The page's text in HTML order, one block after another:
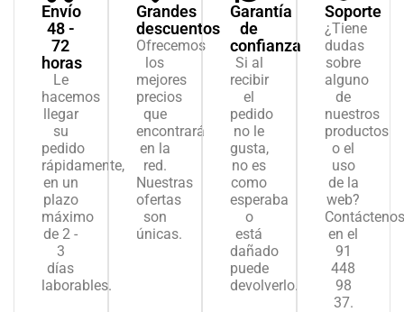
Envío
48 -
72
horas
Le
hacemos
llegar
su
pedido
rápidamente,
en un
plazo
máximo
de 2 -
3
días
laborables.
Grandes
descuentos
Ofrecemos
los
mejores
precios
que
encontrará
en la
red.
Nuestras
ofertas
son
únicas.
Garantía
de
confianza
Si al
recibir
el
pedido
no le
gusta,
no es
como
esperaba
o
está
dañado
puede
devolverlo.
Soporte
¿Tiene
dudas
sobre
alguno
de
nuestros
productos
o el
uso
de la
web?
Contáctenos
en el
91
448
98
37.